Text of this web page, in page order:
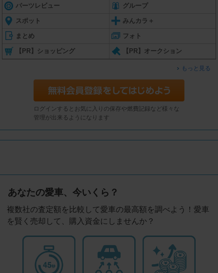
パーツレビュー グループ
スポット みんカラ＋
まとめ フォト
【PR】ショッピング 【PR】オークション
もっと見る
ログインするとお気に入りの保存や燃費記録など様々な
管理が出来るようになります
あなたの愛車、今いくら？
複数社の査定額を比較して愛車の最高額を調べよう！愛車
を賢く売却して、購入資金にしませんか？